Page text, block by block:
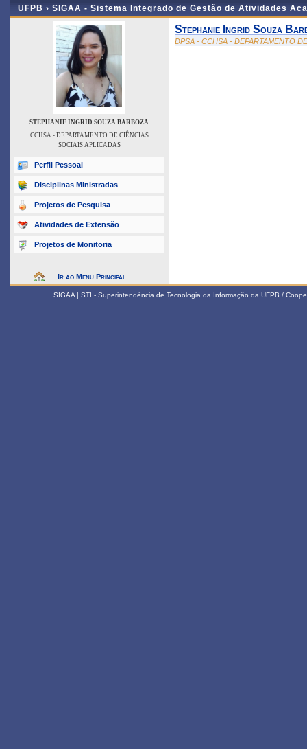
UFPB › SIGAA - Sistema Integrado de Gestão de Atividades
STEPHANIE INGRID SOUZA BARBOZA
CCHSA - DEPARTAMENTO DE CIÊNCIAS
SOCIAIS APLICADAS
Perfil Pessoal
Disciplinas Ministradas
Projetos de Pesquisa
Atividades de Extensão
Projetos de Monitoria
Ir ao Menu Principal
Stephanie Ingrid Souza
DPSA - CCHSA - DEPARTAMENTO
SIGAA | STI - Superintendência de Tecnologia da Informação da UFPB /